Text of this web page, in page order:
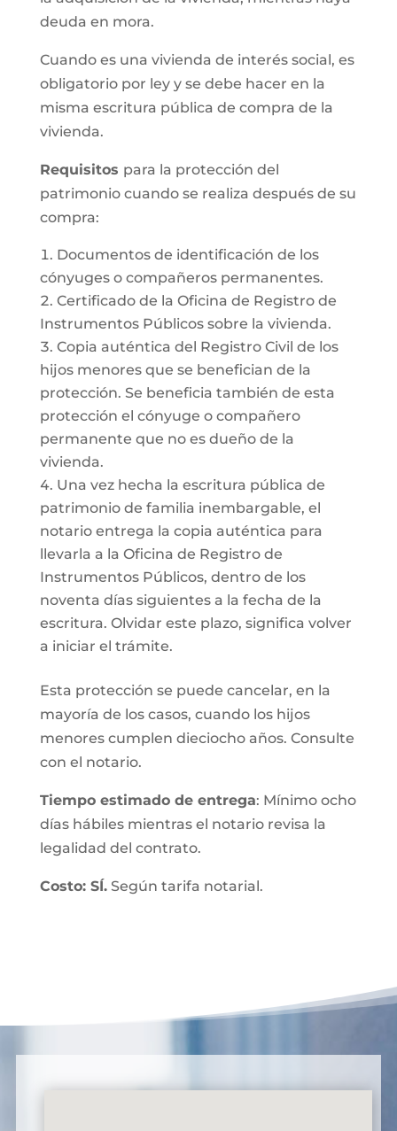
deuda en mora.
Cuando es una vivienda de interés social, es
obligatorio por ley y se debe hacer en la
misma escritura pública de compra de la
vivienda.
Requisitos para la protección del
patrimonio cuando se realiza después de su
compra:
Documentos de identificación de los
cónyuges o compañeros permanentes.
Certificado de la Oficina de Registro de
Instrumentos Públicos sobre la vivienda.
Copia auténtica del Registro Civil de los
hijos menores que se benefician de la
protección. Se beneficia también de esta
protección el cónyuge o compañero
permanente que no es dueño de la
vivienda.
Una vez hecha la escritura pública de
patrimonio de familia inembargable, el
notario entrega la copia auténtica para
llevarla a la Oficina de Registro de
Instrumentos Públicos, dentro de los
noventa días siguientes a la fecha de la
escritura. Olvidar este plazo, significa volver
a iniciar el trámite.
Esta protección se puede cancelar, en la
mayoría de los casos, cuando los hijos
menores cumplen dieciocho años. Consulte
con el notario.
Tiempo estimado de entrega: Mínimo ocho
días hábiles mientras el notario revisa la
legalidad del contrato.
Costo: SÍ.Según tarifa notarial.